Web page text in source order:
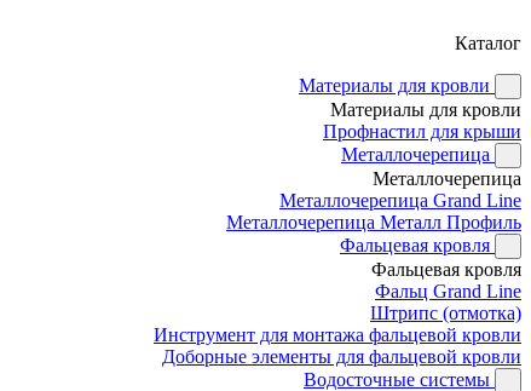
Каталог
Материалы для кровли
Материалы для кровли
Профнастил для крыши
Металлочерепица
Металлочерепица
Металлочерепица Grand Line
Металлочерепица Металл Профиль
Фальцевая кровля
Фальцевая кровля
Фальц Grand Line
Штрипс (отмотка)
Инструмент для монтажа фальцевой кровли
Доборные элементы для фальцевой кровли
Водосточные системы